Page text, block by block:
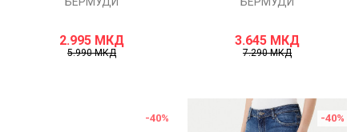
2.995 МКД
5.990МКД
3.645 МКД
7.290МКД
-40% -40%